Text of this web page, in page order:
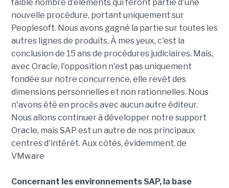
faible nombre d'éléments qui feront partie d'une
nouvelle procédure, portant uniquement sur
Peoplesoft. Nous avons gagné la partie sur toutes les
autres lignes de produits. À mes yeux, c'est la
conclusion de 15 ans de procédures judiciaires. Mais,
avec Oracle, l'opposition n'est pas uniquement
fondée sur notre concurrence, elle revêt des
dimensions personnelles et non rationnelles. Nous
n'avons été en procès avec aucun autre éditeur.
Nous allons continuer à développer notre support
Oracle, mais SAP est un autre de nos principaux
centres d'intérêt. Aux côtés, évidemment, de
VMware
Concernant les environnements SAP, la base